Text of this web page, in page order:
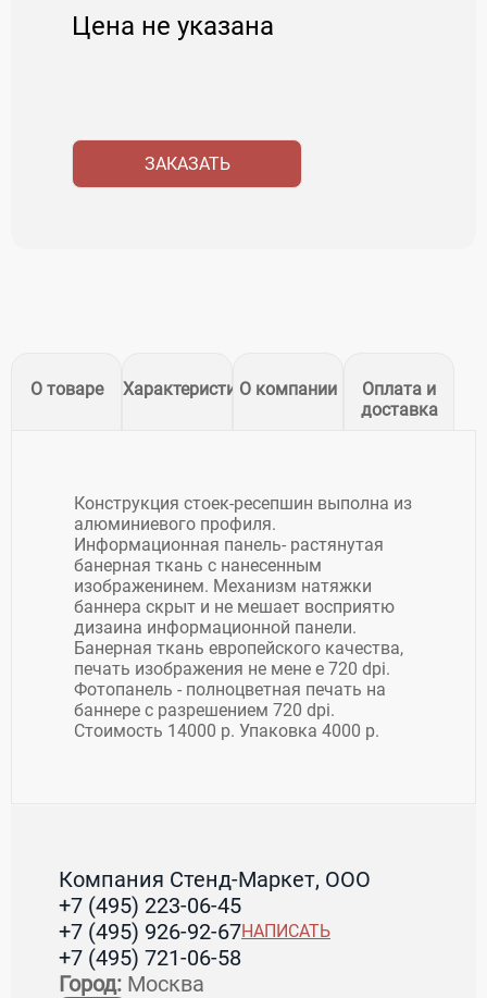
Цена не указана
ЗАКАЗАТЬ
О товаре ХарактеристикиО компании
Оплата и
доставка
Конструкция стоек-ресепшин выполна из
алюминиевого профиля.
Информационная панель- растянутая
банерная ткань с нанесенным
изображенинем. Механизм натяжки
баннера скрыт и не мешает восприятю
дизаина информационной панели.
Банерная ткань европейского качества,
печать изображения не мене е 720 dpi.
Фотопанель - полноцветная печать на
баннере с разрешением 720 dpi.
Стоимость 14000 р. Упаковка 4000 р.
Компания Стенд-Маркет, ООО
+7 (495) 223-06-45
+7 (495) 926-92-67
+7 (495) 721-06-58
НАПИСАТЬ
Город: Москва